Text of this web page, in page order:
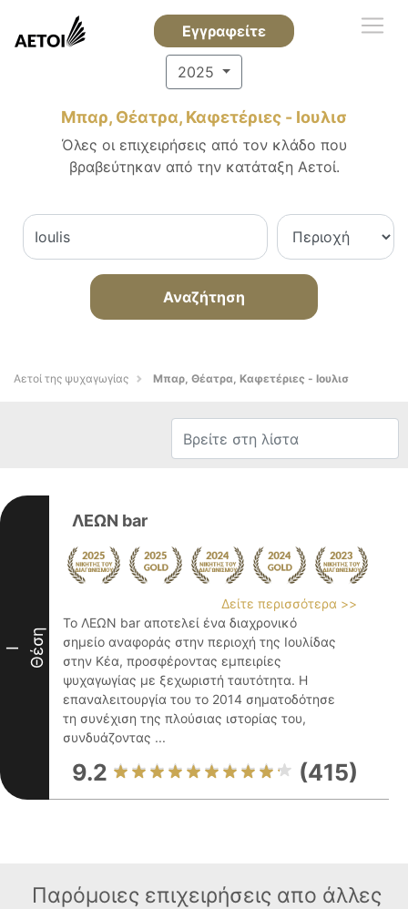
Εγγραφείτε
2025
Μπαρ, Θέατρα, Καφετέριες - Ιουλισ
Όλες οι επιχειρήσεις από τον κλάδο που
βραβεύτηκαν από την κατάταξη Αετοί.
Αναζήτηση
Αετοί της ψυχαγωγίας Μπαρ, Θέατρα, Καφετέριες - Ιουλισ
I Θέση
ΛΕΩΝ bar
Δείτε περισσότερα >>
Το ΛΕΩΝ bar αποτελεί ένα διαχρονικό
σημείο αναφοράς στην περιοχή της Ιουλίδας
στην Κέα, προσφέροντας εμπειρίες
ψυχαγωγίας με ξεχωριστή ταυτότητα. Η
επαναλειτουργία του το 2014 σηματοδότησε
τη συνέχιση της πλούσιας ιστορίας του,
συνδυάζοντας ...
9.2 (415)
Παρόμοιες επιχειρήσεις απο άλλες